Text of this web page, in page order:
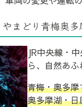
まどり青梅奥多
JR中央線・
ら、自然あふ
青梅・奥多
奥多摩湖・